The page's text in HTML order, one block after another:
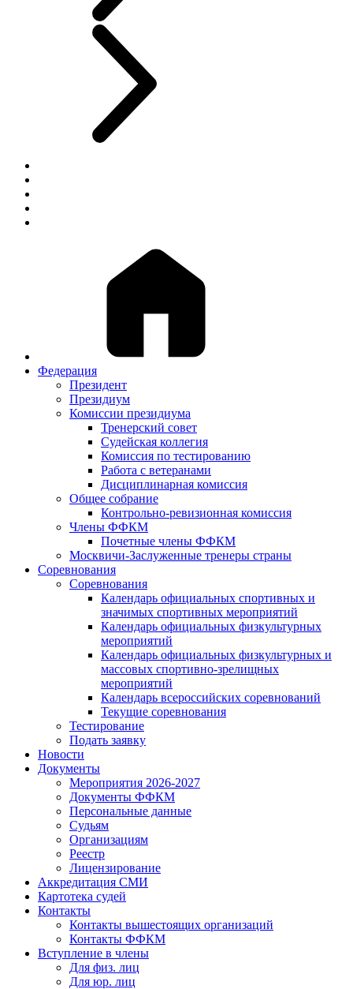
Федерация
Президент
Президиум
Комиссии президиума
Тренерский совет
Судейская коллегия
Комиссия по тестированию
Работа с ветеранами
Дисциплинарная комиссия
Общее собрание
Контрольно-ревизионная комиссия
Члены ФФКМ
Почетные члены ФФКМ
Москвичи-Заслуженные тренеры страны
Соревнования
Соревнования
Календарь официальных спортивных и
значимых спортивных мероприятий
Календарь официальных физкультурных
мероприятий
Календарь официальных физкультурных и
массовых спортивно-зрелищных
мероприятий
Календарь всероссийских соревнований
Текущие соревнования
Тестирование
Подать заявку
Новости
Документы
Мероприятия 2026-2027
Документы ФФКМ
Персональные данные
Судьям
Организациям
Реестр
Лицензирование
Аккредитация СМИ
Картотека судей
Контакты
Контакты вышестоящих организаций
Контакты ФФКМ
Вступление в члены
Для физ. лиц
Для юр. лиц